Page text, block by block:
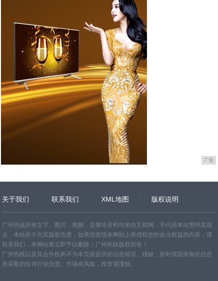
广告
关于我们 联系我们 XML地图 版权说明
网站地图 TXT
广州热线所有文字、图片、视频、音频等资料均来自互联网，不代表本站赞同其观
点，本站亦不为其版权负责，如果您发现本网站上有侵犯您的合法权益的内容，请
联系我们，本网站将立即予以删除！广州热线版权所有！
广州热线以及其合作机构不为本页面提供的信息错误、残缺、延时或因依靠此信息
所采取的任何行动负责。市场有风险，投资需谨慎。